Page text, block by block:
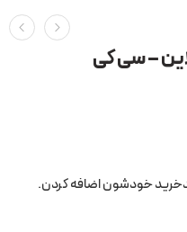
– سی کی